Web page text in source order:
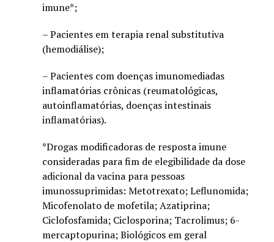
imune*;
– Pacientes em terapia renal substitutiva
(hemodiálise);
– Pacientes com doenças imunomediadas
inflamatórias crônicas (reumatológicas,
autoinflamatórias, doenças intestinais
inflamatórias).
*Drogas modificadoras de resposta imune
consideradas para fim de elegibilidade da dose
adicional da vacina para pessoas
imunossuprimidas: Metotrexato; Leflunomida;
Micofenolato de mofetila; Azatiprina;
Ciclofosfamida; Ciclosporina; Tacrolimus; 6-
mercaptopurina; Biológicos em geral